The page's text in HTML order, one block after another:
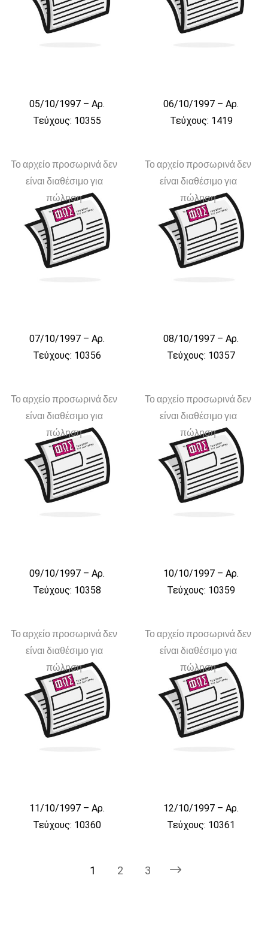
05/10/1997 – Αρ.
Τεύχους: 10355
06/10/1997 – Αρ.
Τεύχους: 1419
Το αρχείο προσωρινά δεν
είναι διαθέσιμο για
πώληση
07/10/1997 – Αρ.
Τεύχους: 10356
Το αρχείο προσωρινά δεν
είναι διαθέσιμο για
πώληση
08/10/1997 – Αρ.
Τεύχους: 10357
Το αρχείο προσωρινά δεν
είναι διαθέσιμο για
πώληση
09/10/1997 – Αρ.
Τεύχους: 10358
Το αρχείο προσωρινά δεν
είναι διαθέσιμο για
πώληση
10/10/1997 – Αρ.
Τεύχους: 10359
Το αρχείο προσωρινά δεν
είναι διαθέσιμο για
πώληση
11/10/1997 – Αρ.
Τεύχους: 10360
Το αρχείο προσωρινά δεν
είναι διαθέσιμο για
πώληση
12/10/1997 – Αρ.
Τεύχους: 10361
1 2 3